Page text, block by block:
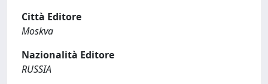
Città Editore
Moskva
Nazionalità Editore
RUSSIA